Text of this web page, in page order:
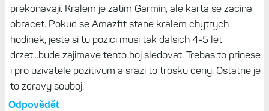
prekonavaji. Kralem je zatim Garmin, ale karta se zacina
obracet. Pokud se Amazfit stane kralem chytrych
hodinek, jeste si tu pozici musi tak dalsich 4-5 let
drzet...bude zajimave tento boj sledovat. Trebas to prinese
i pro uzivatele pozitivum a srazi to trosku ceny. Ostatne je
to zdravy souboj.
Odpovědět